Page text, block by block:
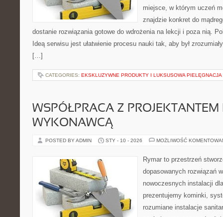
miejsce, w którym uczeń
znajdzie konkret do
dostanie rozwiązania gotowe do wdrożenia na lekcji i poza nią.
Ideą serwisu jest ułatwienie procesu nauki tak, aby był
[…]
CATEGORIES: EKSKLUZYWNE PRODUKTY I LUKSUSOWA PIELĘGNACJA
WSPÓŁPRACA Z PROJEKTANTEM
WYKONAWCĄ
POSTED BY ADMIN STY - 10 - 2026 MOŻLIWOŚĆ
Rymar to przestrzeń
dopasowanych rozwiązań
nowoczesnych instalacji
prezentujemy kominki,
rozumiane instalacje